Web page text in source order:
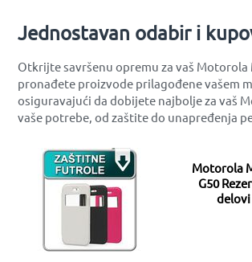
Jednostavan odabir i
Otkrijte savršenu opremu za vaš
pronađete proizvode prilagođene vašem
osiguravajući da dobijete najbolje za vaš
vaše potrebe, od zaštite do unapređenja
Motorola
G50
delovi